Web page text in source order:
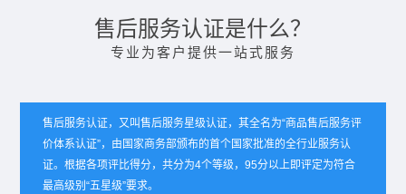
售后服务认证是什么？
专业为客户提供一站式服务
售后服务认证，又叫售后服务星级认证，其全名为“商品售后服务评
价体系认证”，由国家商务部颁布的首个国家批准的全行业服务认
证。根据各项评比得分，共分为4个等级，95分以上即评定为符合
最高级别“五星级”要求。